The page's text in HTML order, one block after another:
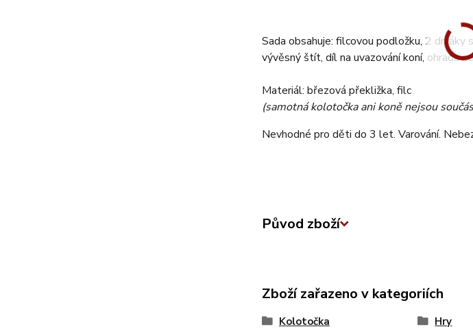
Sada obsahuje: filcovou podložku, 2
vývěsný štít, díl na uvazování koní, ohradu
Materiál: březová překližka, filc
(samotná kolotočka ani koně nejsou
Nevhodné pro děti do 3 let. Varování.
Původ zboží
Zboží zařazeno v kategoriích
Kolotočka Hry